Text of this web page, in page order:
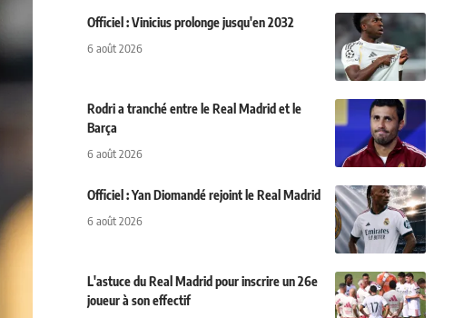
Officiel : Vinicius prolonge jusqu'en 2032
6 août 2026
Rodri a tranché entre le Real Madrid et le
Barça
6 août 2026
Officiel : Yan Diomandé rejoint le Real Madrid
6 août 2026
L'astuce du Real Madrid pour inscrire un 26e
joueur à son effectif